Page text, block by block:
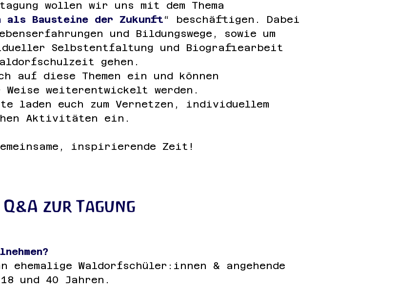
wollen wir uns mit dem Thema
Bausteine der Zukunft“ beschäftigen. Dabei
und Bildungswege, sowie um
Selbstentfaltung und Biografiearbeit
gehen.
auf diese Themen ein und können
weiterentwickelt werden.
laden euch zum Vernetzen, individuellem
Aktivitäten ein.
inspirierende Zeit!
Q&A zur Tagung
Waldorfschüler:innen & angehende
und 40 Jahren.